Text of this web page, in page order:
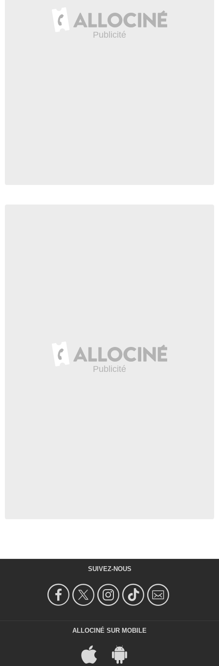
SUIVEZ-NOUS
ALLOCINÉ SUR MOBILE